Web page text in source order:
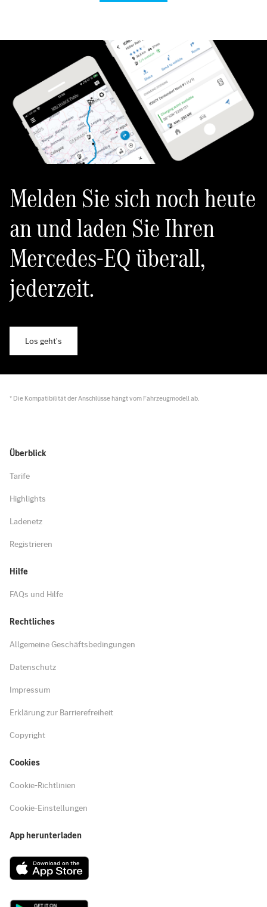
Melden Sie sich noch heute
an und laden Sie Ihren
Mercedes-EQ überall,
jederzeit.
Los geht's
* Die Kompatibilität der Anschlüsse hängt vom Fahrzeugmodell ab.
Überblick
Tarife
Highlights
Ladenetz
Registrieren
Hilfe
FAQs und Hilfe
Rechtliches
Allgemeine Geschäftsbedingungen
Datenschutz
Impressum
Erklärung zur Barrierefreiheit
Copyright
Cookies
Cookie-Richtlinien
Cookie-Einstellungen
App herunterladen